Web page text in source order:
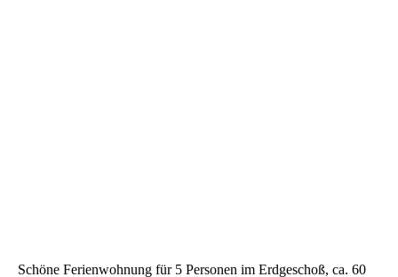
Schöne Ferienwohnung für 5 Personen im Erdgeschoß, ca. 60